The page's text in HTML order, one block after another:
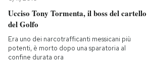
Ucciso Tony Tormenta, il boss del cartello
del Golfo
Era uno dei narcotrafficanti messicani più
potenti, è morto dopo una sparatoria al
confine durata ora